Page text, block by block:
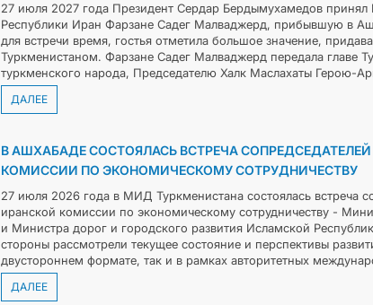
27 июля 2027 года Президент Сердар Бердымухамедов
Республики Иран Фарзане Садег Малваджерд, прибывшую в
для встречи время, гостья отметила большое значение,
Туркменистаном. Фарзане Садег Малваджерд передала главе
туркменского народа, Председателю Халк Маслахаты Герою-
ДАЛЕЕ
В АШХАБАДЕ СОСТОЯЛАСЬ ВСТРЕЧА
КОМИССИИ ПО ЭКОНОМИЧЕСКОМУ СОТРУДНИЧЕСТВУ
27 июля 2026 года в МИД Туркменистана состоялась встреча
иранской комиссии по экономическому сотрудничеству -
и Министра дорог и городского развития Исламской
стороны рассмотрели текущее состояние и перспективы
двустороннем формате, так и в рамках авторитетных
ДАЛЕЕ